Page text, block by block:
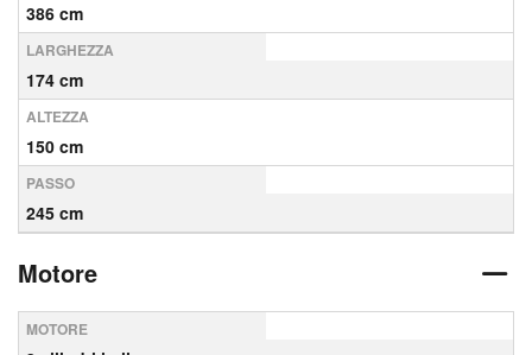
386 cm
LARGHEZZA
174 cm
ALTEZZA
150 cm
PASSO
245 cm
Motore
MOTORE